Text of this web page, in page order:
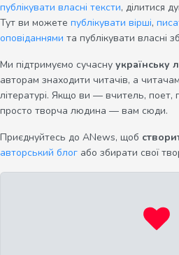
публікувати власні тексти, ділитися
Тут ви можете публікувати вірші,
оповіданнями та публікувати власні
Ми підтримуємо сучасну українську
авторам знаходити читачів, а
літературі. Якщо ви — вчитель, поет,
просто творча людина — вам сюди.
Приєднуйтесь до ANews, щоб
авторський блог або збирати свої